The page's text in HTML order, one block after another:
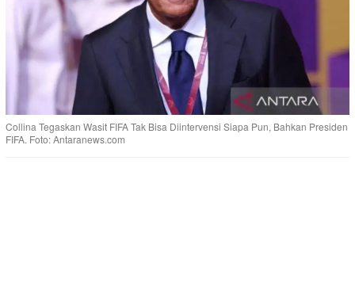
Collina Tegaskan Wasit FIFA Tak Bisa Diintervensi Siapa Pun, Bahkan Presiden
FIFA. Foto: Antaranews.com